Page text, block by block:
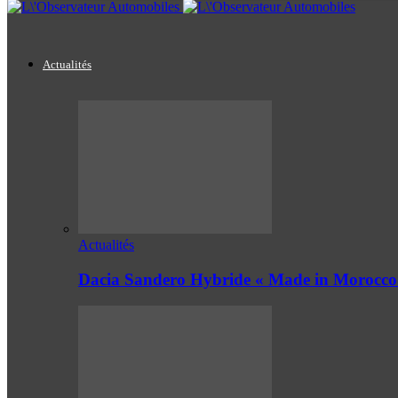
Actualités
Actualités
Dacia Sandero Hybride « Made in